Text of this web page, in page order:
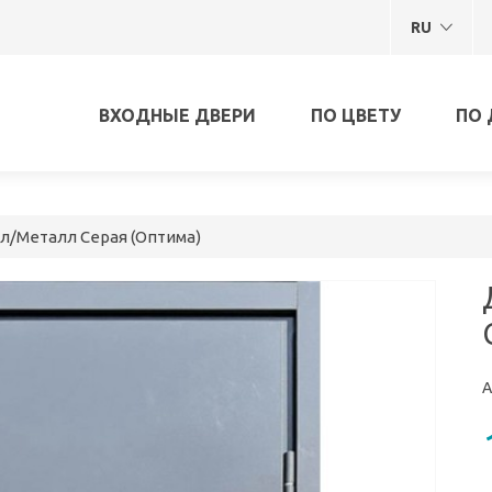
RU
ВХОДНЫЕ ДВЕРИ ПО ЦВЕТУ ПО
Металл Серая (Оптима)